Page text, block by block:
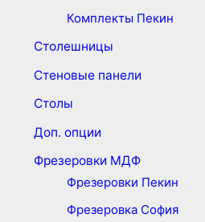
Комплекты Пекин
Столешницы
Стеновые панели
Столы
Доп. опции
Фрезеровки МДФ
Фрезеровки Пекин
Фрезеровка София